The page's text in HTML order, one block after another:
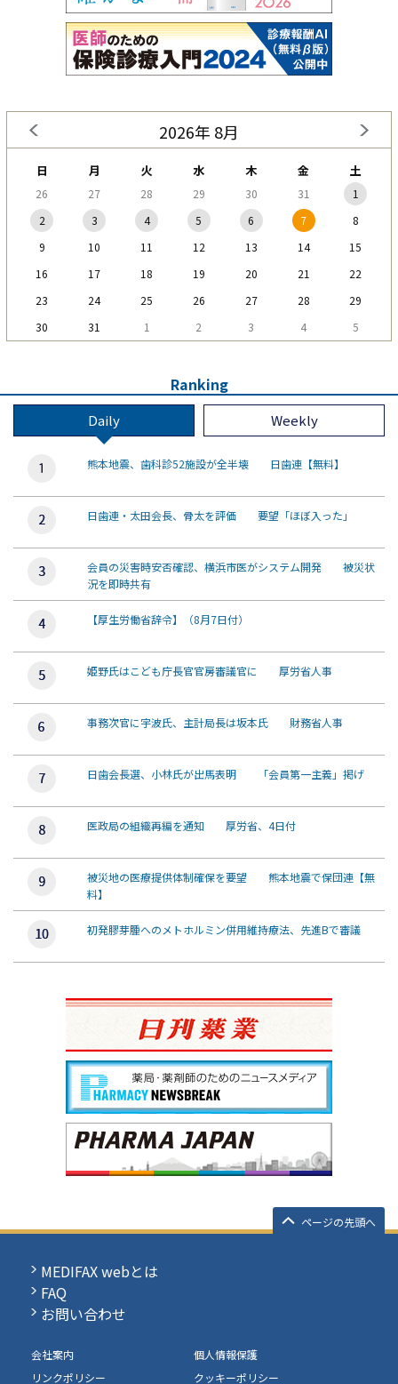
2026年 8月
日 月 火 水 木 金 土
26 27 28 29 30 31
1
2
3 4 5 6 7
8
9
10 11 12 13 14
15
16
17 18 19 20 21
22
23
24 25 26 27 28
29
30
31 1 2 3 4 5
Ranking
Daily Weekly
熊本地震、歯科診52施設が全半壊 日歯連【無料】
日歯連・太田会長、骨太を評価 要望「ほぼ入った」
会員の災害時安否確認、横浜市医がシステム開発 被災状
況を即時共有
【厚生労働省辞令】（8月7日付）
姫野氏はこども庁長官官房審議官に 厚労省人事
事務次官に宇波氏、主計局長は坂本氏 財務省人事
日歯会長選、小林氏が出馬表明 「会員第一主義」掲げ
医政局の組織再編を通知 厚労省、4日付
被災地の医療提供体制確保を要望 熊本地震で保団連【無
料】
初発膠芽腫へのメトホルミン併用維持療法、先進Bで審議
ページの先頭へ
MEDIFAX webとは
FAQ
お問い合わせ
会社案内
個人情報保護
リンクポリシー
クッキーポリシー